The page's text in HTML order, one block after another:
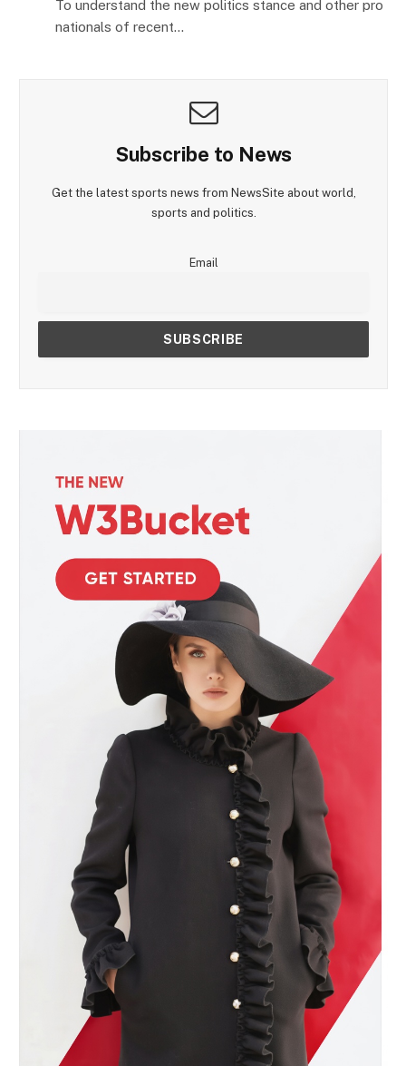
To understand the new politics stance and other pro
nationals of recent…
Subscribe to News
Get the latest sports news from NewsSite about world,
sports and politics.
Email